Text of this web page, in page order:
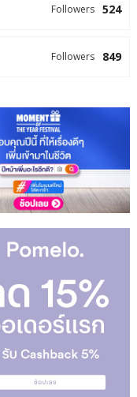
524
Followers
849
Followers